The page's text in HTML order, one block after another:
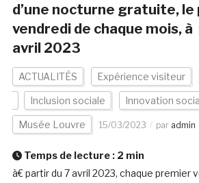
d’une nocturne gratuite, le
vendredi de chaque mois,
avril 2023
ACTUALITÉS Expérience visiteur
Inclusion sociale Innovation
Musée Louvre 15/03/2023 par admin
Temps de lecture : 2 min
à€ partir du 7 avril 2023, chaque premier